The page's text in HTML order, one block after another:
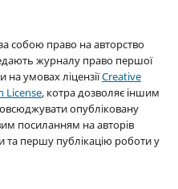
собою право на авторство
журналу право першої
на умовах ліцензіїCreative
License, котра дозволяє іншим
опубліковану
посиланням на авторів
та першу публікацію роботи у